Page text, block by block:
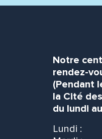
Notre
rendez-
(Pendant
la Cité
du lundi
Lundi :